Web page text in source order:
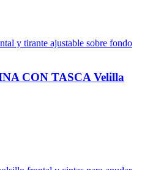
CON TASCA Velilla